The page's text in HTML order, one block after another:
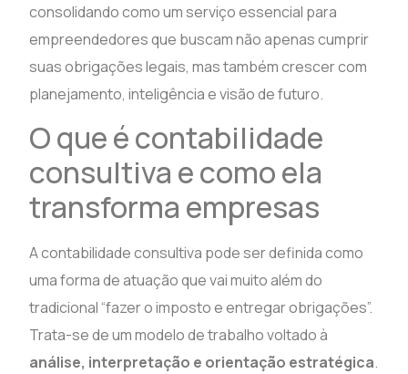
consolidando como um serviço essencial para
empreendedores que buscam não apenas cumprir
suas obrigações legais, mas também crescer com
planejamento, inteligência e visão de futuro.
O que é contabilidade
consultiva e como ela
transforma empresas
A contabilidade consultiva pode ser definida como
uma forma de atuação que vai muito além do
tradicional “fazer o imposto e entregar obrigações”.
Trata-se de um modelo de trabalho voltado à
análise, interpretação e orientação estratégica.